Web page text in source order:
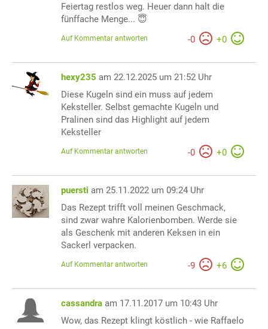
Feiertag restlos weg. Heuer dann halt die
fünffache Menge... 😇
-0 +0
Auf Kommentar antworten
hexy235 am 22.12.2025 um 21:52 Uhr
Diese Kugeln sind ein muss auf jedem
Keksteller. Selbst gemachte Kugeln und
Pralinen sind das Highlight auf jedem
Keksteller
-0 +0
Auf Kommentar antworten
puersti am 25.11.2022 um 09:24 Uhr
Das Rezept trifft voll meinen Geschmack,
sind zwar wahre Kalorienbomben. Werde sie
als Geschenk mit anderen Keksen in ein
Sackerl verpacken.
-9 +6
Auf Kommentar antworten
cassandra am 17.11.2017 um 10:43 Uhr
Wow, das Rezept klingt köstlich - wie Raffaelo